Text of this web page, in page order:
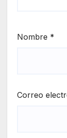
Nombre *
Correo